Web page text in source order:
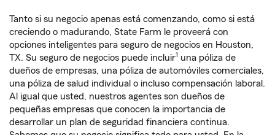
Tanto si su negocio apenas está comenzando, como si está
creciendo o madurando, State Farm le proveerá con
opciones inteligentes para seguro de negocios en Houston,
TX. Su seguro de negocios puede incluir1 una póliza de
dueños de empresas, una póliza de automóviles comerciales,
una póliza de salud individual o incluso compensación laboral.
Al igual que usted, nuestros agentes son dueños de
pequeñas empresas que conocen la importancia de
desarrollar un plan de seguridad financiera continua.